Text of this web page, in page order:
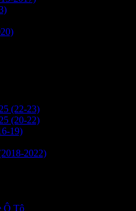
(22-23)
(20-22)
19)
2022)
Ô Tô